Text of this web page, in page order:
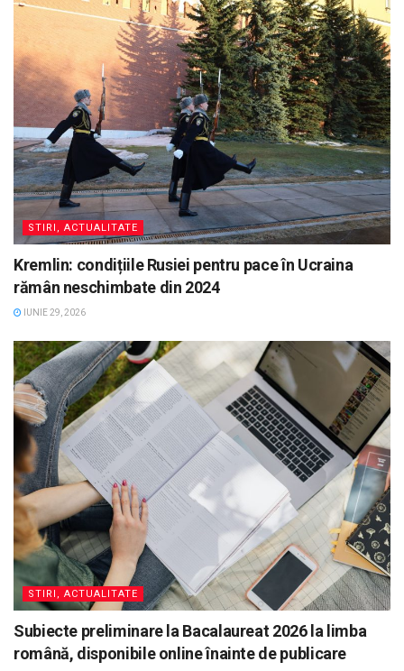
STIRI, ACTUALITATE
Kremlin: condițiile Rusiei pentru pace în Ucraina
rămân neschimbate din 2024
IUNIE 29, 2026
STIRI, ACTUALITATE
Subiecte preliminare la Bacalaureat 2026 la limba
română, disponibile online înainte de publicare